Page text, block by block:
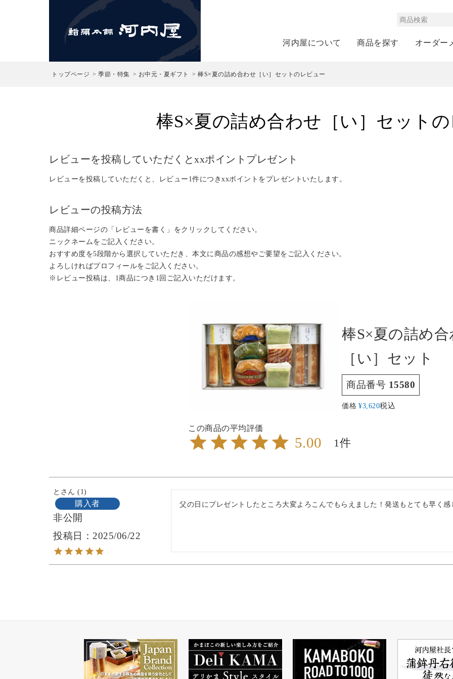
河内屋について 商品を探す オーダー
トップページ 季節・特集 お中元・夏ギフト 棒S×夏の詰め合わせ［い］セットのレビュー
棒S×夏の詰め合わせ［い］セット
レビューを投稿していただくとxxポイントプレゼント
レビューを投稿していただくと、レビュー1件につきxxポイントをプレゼントいたします。
レビューの投稿方法
商品詳細ページの「レビューを書く」をクリックしてください。
ニックネームをご記入ください。
おすすめ度を5段階から選択していただき、本文に商品の感想やご要望をご記入ください。
よろしければプロフィールをご記入ください。
※レビュー投稿は、1商品につき1回ご記入いただけます。
棒S×夏の詰め
［い］セット
商品番号 15580
価格 ¥3,620税込
5.00 1
と 1
購入者
非公開
投稿日
2025/06/22
父の日にプレゼントしたところ大変よろこんでもらえました！発送もとても早く感